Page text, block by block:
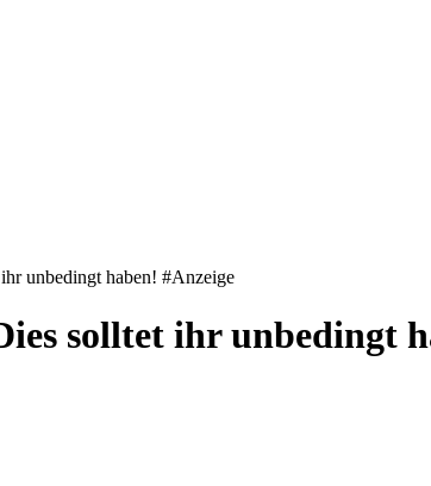
unbedingt haben! #Anzeige
solltet ihr unbedingt